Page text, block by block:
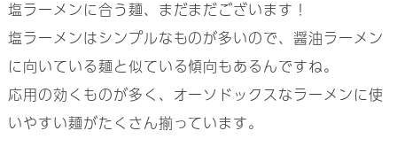
塩ラーメンに合う麺、まだまだございます！
塩ラーメンはシンプルなものが多いので、醤油ラーメン
に向いている麺と似ている傾向もあるんですね。
応用の効くものが多く、オーソドックスなラーメンに使
いやすい麺がたくさん揃っています。